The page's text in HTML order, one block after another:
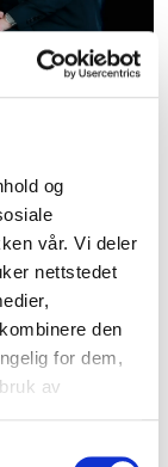
og
vår. Vi deler
nettstedet
den
for dem,
av
E. Nilsen en
januar 1983
med
drevet
15, Sarpsborg.
men